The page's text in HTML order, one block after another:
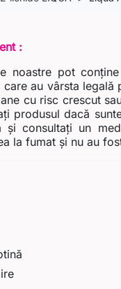
:
noastre pot
care au vârsta legală
cu risc crescut
produsul dacă
și consultați un
la fumat și nu au